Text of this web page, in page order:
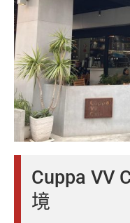
Cuppa VV
境